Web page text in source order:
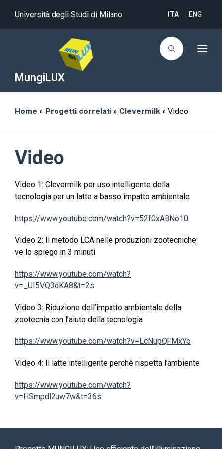
Università degli Studi di Milano ITA ENG
MungiLUX
T
Home » Progetti correlati » Clevermilk » Video
Video
Video 1: Clevermilk per uso intelligente della
tecnologia per un latte a basso impatto ambientale
https://www.youtube.com/watch?v=52f0xABNo10
Video 2: Il metodo LCA nelle produzioni zootecniche:
ve lo spiego in 3 minuti
https://www.youtube.com/watch?
v=_UI5VQ3dKA8&t=2s
Video 3: Riduzione dell’impatto ambientale della
zootecnia con l’aiuto della tecnologia
https://www.youtube.com/watch?v=LcNupQFMxYo
Video 4: Il latte intelligente perchè rispetta l’ambiente
https://www.youtube.com/watch?
v=HSmpdl2uw7w&t=36s